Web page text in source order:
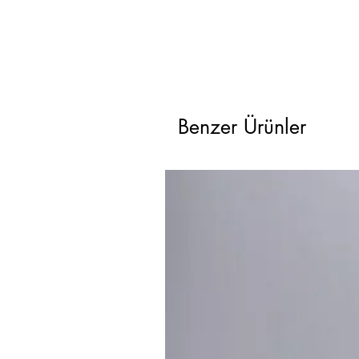
Benzer Ürünler